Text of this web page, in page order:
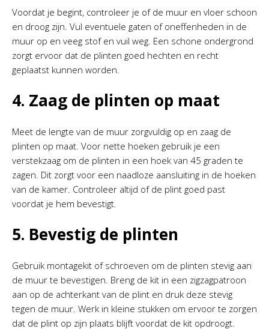
Voordat je begint, controleer je of de muur en vloer schoon
en droog zijn. Vul eventuele gaten of oneffenheden in de
muur op en veeg stof en vuil weg. Een schone ondergrond
zorgt ervoor dat de plinten goed hechten en recht
geplaatst kunnen worden.
4. Zaag de plinten op maat
Meet de lengte van de muur zorgvuldig op en zaag de
plinten op maat. Voor nette hoeken gebruik je een
verstekzaag om de plinten in een hoek van 45 graden te
zagen. Dit zorgt voor een naadloze aansluiting in de hoeken
van de kamer. Controleer altijd of de plint goed past
voordat je hem bevestigt.
5. Bevestig de plinten
Gebruik montagekit of schroeven om de plinten stevig aan
de muur te bevestigen. Breng de kit in een zigzagpatroon
aan op de achterkant van de plint en druk deze stevig
tegen de muur. Werk in kleine stukken om ervoor te zorgen
dat de plint op zijn plaats blijft voordat de kit opdroogt.